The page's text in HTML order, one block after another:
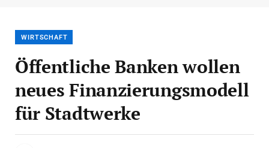
WIRTSCHAFT
Öffentliche Banken wollen
neues Finanzierungsmodell
für Stadtwerke